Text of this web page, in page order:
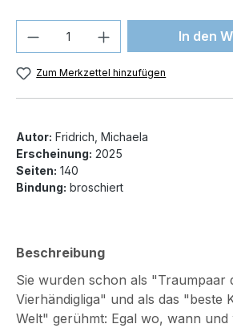
Produkt Anzahl: GibIn den
Zum Merkzettel hinzufügen
Autor: Fridrich, Michaela
Erscheinung: 2025
Seiten: 140
Bindung: broschiert
Beschreibung
Sie wurden schon als "Traumpaar
Vierhändigliga" und als das "beste
Welt" gerühmt: Egal wo, wann